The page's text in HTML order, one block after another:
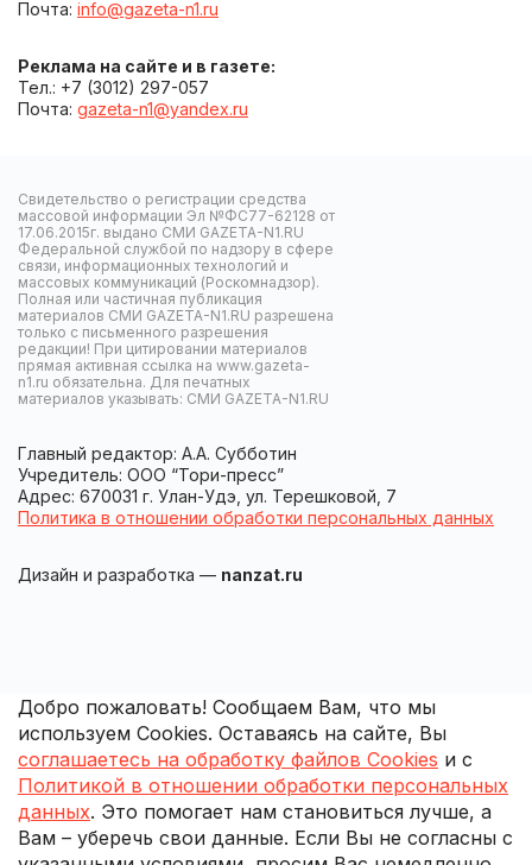
Почта: info@gazeta-n1.ru
Реклама на сайте и в газете:
Тел.: +7 (3012) 297-057
Почта: gazeta-n1@yandex.ru
Свидетельство о регистрации средства
массовой информации Эл №ФС77-62128 от
17.06.2015г. выдано СМИ GAZETA-N1.RU
Федеральной службой по надзору в сфере
связи, информационных технологий и
массовых коммуникаций (Роскомнадзор).
Полная или частичная публикация
материалов СМИ GAZETA-N1.RU разрешена
только с письменного разрешения
редакции! При цитировании материалов
прямая активная ссылка на www.gazeta-
n1.ru обязательна. Для печатных
материалов указывать: СМИ GAZETA-N1.RU
Главный редактор: А.А. Субботин
Учредитель: ООО “Тори-пресс”
Адрес: 670031 г. Улан-Удэ, ул. Терешковой, 7
Политика в отношении обработки персональных данных
Дизайн и разработка — nanzat.ru
Добро пожаловать! Сообщаем Вам, что мы
используем Cookies. Оставаясь на сайте, Вы
соглашаетесь на обработку файлов Cookies и с
Политикой в отношении обработки персональных
данных. Это помогает нам становиться лучше, а
Вам – уберечь свои данные. Если Вы не согласны с